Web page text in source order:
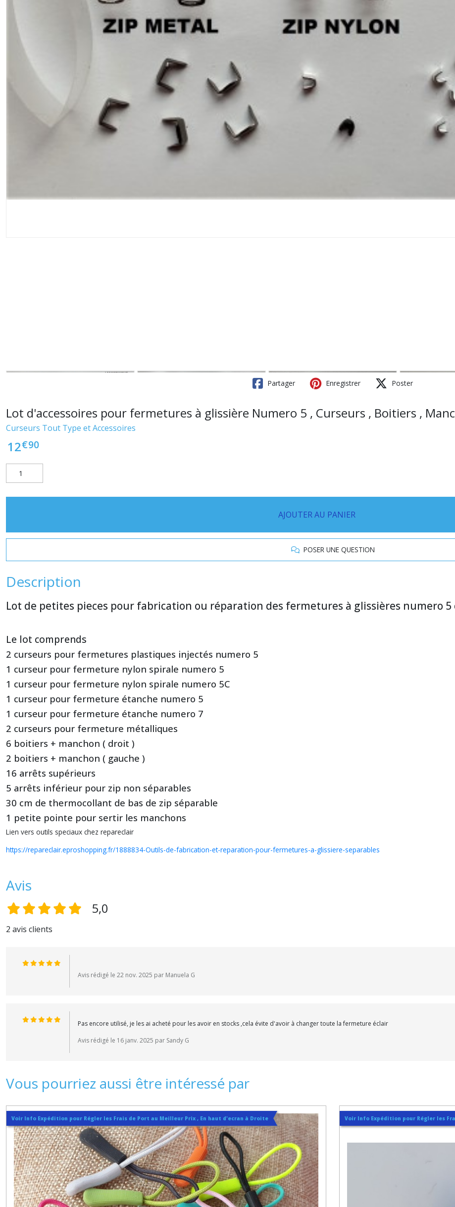
Partager Enregistrer Poster
Lot d'accessoires pour fermetures à glissière Numero 5 , Curseurs , Boitiers ,
Curseurs Tout Type et Accessoires
12€90
AJOUTER AU PANIER
POSER UNE QUESTION
Description
Lot de petites pieces pour fabrication ou réparation des fermetures à glissières numero
Le lot comprends
2 curseurs pour fermetures plastiques injectés numero 5
1 curseur pour fermeture nylon spirale numero 5
1 curseur pour fermeture nylon spirale numero 5C
1 curseur pour fermeture étanche numero 5
1 curseur pour fermeture étanche numero 7
2 curseurs pour fermeture métalliques
6 boitiers + manchon ( droit )
2 boitiers + manchon ( gauche )
16 arrêts supérieurs
5 arrêts inférieur pour zip non séparables
30 cm de thermocollant de bas de zip séparable
1 petite pointe pour sertir les manchons
Lien vers outils speciaux chez repareclair
https://repareclair.eproshopping.fr/1888834-Outils-de-fabrication-et-reparation-pour-fermetures-a-glissiere-separables
Avis
5,0
2 avis clients
Avis rédigé le 22 nov. 2025 par Manuela G
Pas encore utilisé, je les ai acheté pour les avoir en stocks ,cela évite d'avoir à changer toute la fermeture éclair
Avis rédigé le 16 janv. 2025 par Sandy G
Vous pourriez aussi être intéressé par
Voir Info Expédition pour Régler les Frais de Port au Meilleur Prix , En haut d'ecran à Droite Voir Info Expédition pour Régler les